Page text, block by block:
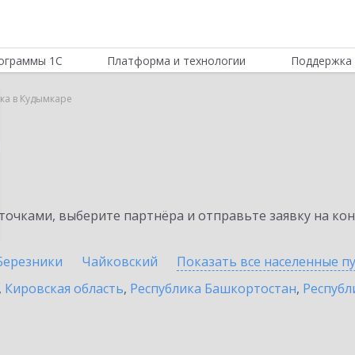
1С Платформа и технологии Поддержка
в Кудымкаре
выберите партнёра и отправьте заявку на
Чайковский Показать все населенные
, Кировская область, Республика Башкортостан,